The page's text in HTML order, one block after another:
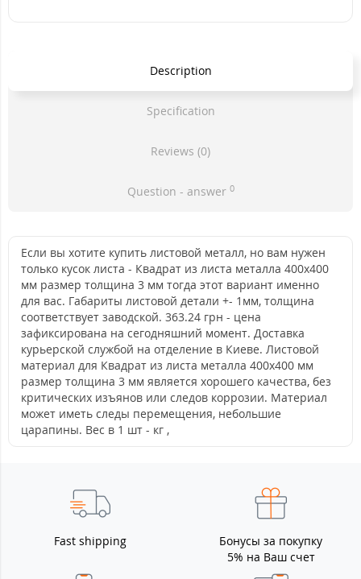
Description
Specification
Reviews (0)
Question - answer 0
Если вы хотите купить листовой металл, но вам нужен
только кусок листа - Квадрат из листа металла 400х400
мм размер толщина 3 мм тогда этот вариант именно
для вас. Габариты листовой детали +- 1мм, толщина
соответствует заводской. 363.24 грн - цена
зафиксирована на сегодняшний момент. Доставка
курьерской службой на отделение в Киеве. Листовой
материал для Квадрат из листа металла 400х400 мм
размер толщина 3 мм является хорошего качества, без
критических изъянов или следов коррозии. Материал
может иметь следы перемещения, небольшие
царапины. Вес в 1 шт - кг ,
Fast shipping
Бонусы за покупку
5% на Ваш счет